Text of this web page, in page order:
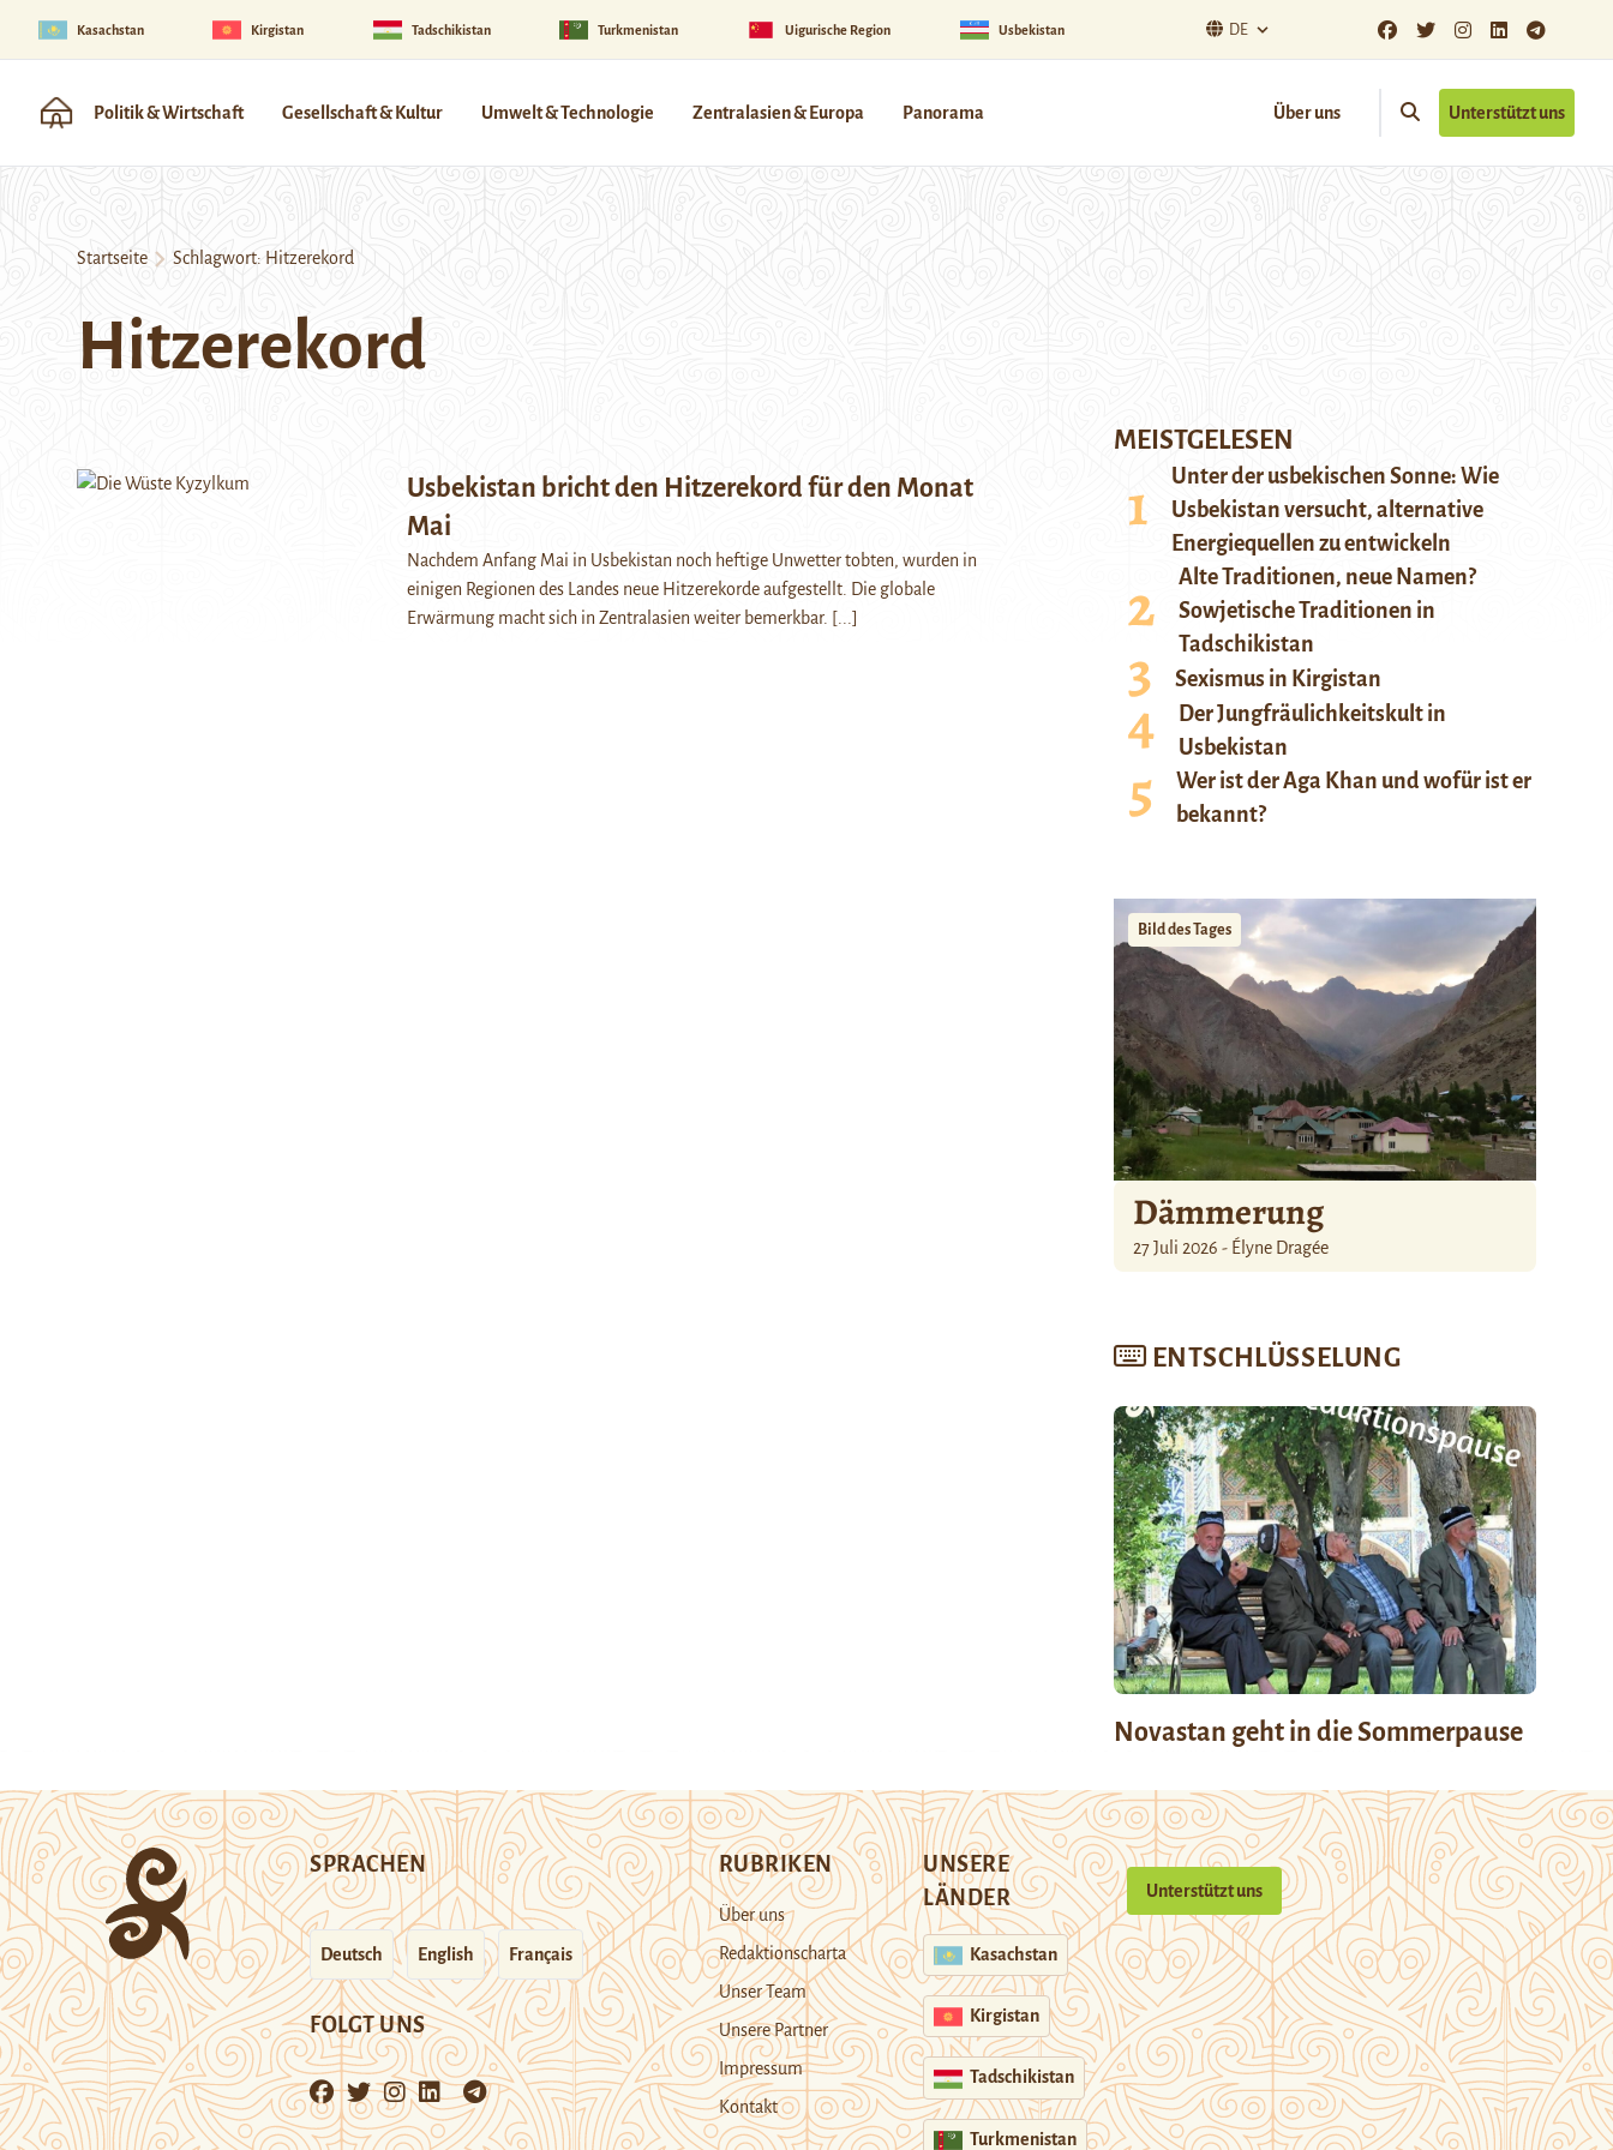
Kasachstan Kirgistan Tadschikistan Turkmenistan Uigurische Region Usbekistan DE
Politik & Wirtschaft Gesellschaft & Kultur Umwelt & Technologie Zentralasien & Europa Panorama Über uns Unterstützt uns
Startseite Schlagwort: Hitzerekord
Hitzerekord
Usbekistan bricht den Hitzerekord für den Monat
Mai
Nachdem Anfang Mai in Usbekistan noch heftige Unwetter tobten, wurden in
einigen Regionen des Landes neue Hitzerekorde aufgestellt. Die globale
Erwärmung macht sich in Zentralasien weiter bemerkbar. [...]
MEISTGELESEN
Unter der usbekischen Sonne: Wie
Usbekistan versucht, alternative
Energiequellen zu entwickeln
Alte Traditionen, neue Namen?
Sowjetische Traditionen in
Tadschikistan
Sexismus in Kirgistan
Der Jungfräulichkeitskult in
Usbekistan
Wer ist der Aga Khan und wofür ist er
bekannt?
Bild des Tages
Dämmerung
27 Juli 2026 - Élyne Dragée
ENTSCHLÜSSELUNG
Novastan geht in die Sommerpause
SPRACHEN
Deutsch English Français
FOLGT UNS
RUBRIKEN
Über uns
Redaktionscharta
Unser Team
Unsere Partner
Impressum
Kontakt
UNSERE
LÄNDER
Kasachstan
Kirgistan
Tadschikistan
Turkmenistan
Unterstützt uns